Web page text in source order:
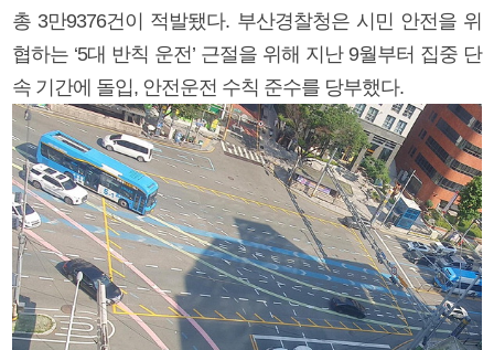
총 3만9376건이 적발됐다. 부산경찰청은 시민 안전을 위
협하는 ‘5대 반칙 운전’ 근절을 위해 지난 9월부터 집중 단
속 기간에 돌입, 안전운전 수칙 준수를 당부했다.